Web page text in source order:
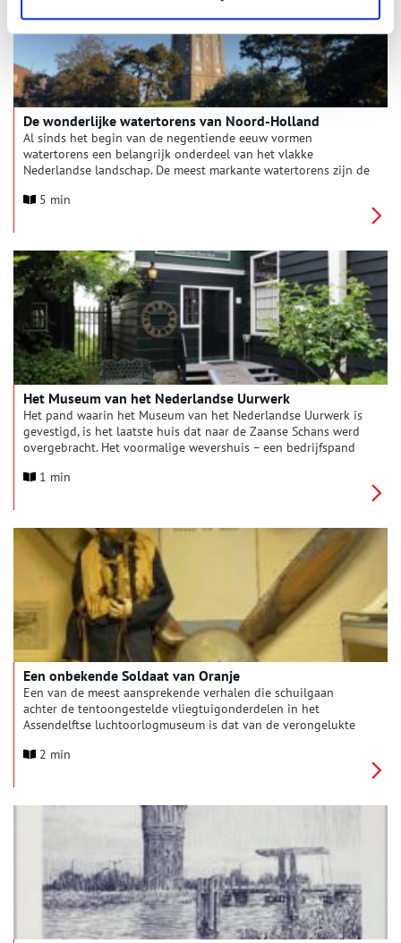
De wonderlijke watertorens van Noord-Holland
Al sinds het begin van de negentiende eeuw vormen
watertorens een belangrijk onderdeel van het vlakke
Nederlandse landschap. De meest markante watertorens zijn de
de forse afmetingen vallen deze het meest op en werden ze
het uiterlijk van de torens. Hieronder vind je de zeven meest
bijzondere torens van Noord-Holland.
5 min
Het Museum van het Nederlandse Uurwerk
Het pand waarin het Museum van het Nederlandse Uurwerk is
gevestigd, is het laatste huis dat naar de Zaanse Schans werd
overgebracht. Het voormalige wevershuis – een bedrijfspand
eeuw.1 min
Een onbekende Soldaat van Oranje
Een van de meest aansprekende verhalen die schuilgaan
achter de tentoongestelde vliegtuigonderdelen in het
Assendelftse luchtoorlogmuseum is dat van de verongelukte
2 min